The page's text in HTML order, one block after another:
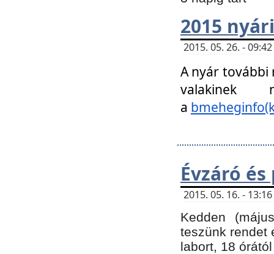
2015
2015. 05. 26. -
A nyár további
a
Évzáró
2015. 05. 16. -
Kedden
teszünk rendet
labort, 18